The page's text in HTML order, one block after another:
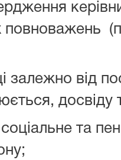
залежно від
досвіду
та